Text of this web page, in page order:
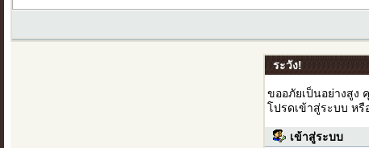
ระวัง!
ขออภัยเป็นอย่างสูง
โปรดเข้าสู่ระบบ หรื
เข้าสู่ระบบ